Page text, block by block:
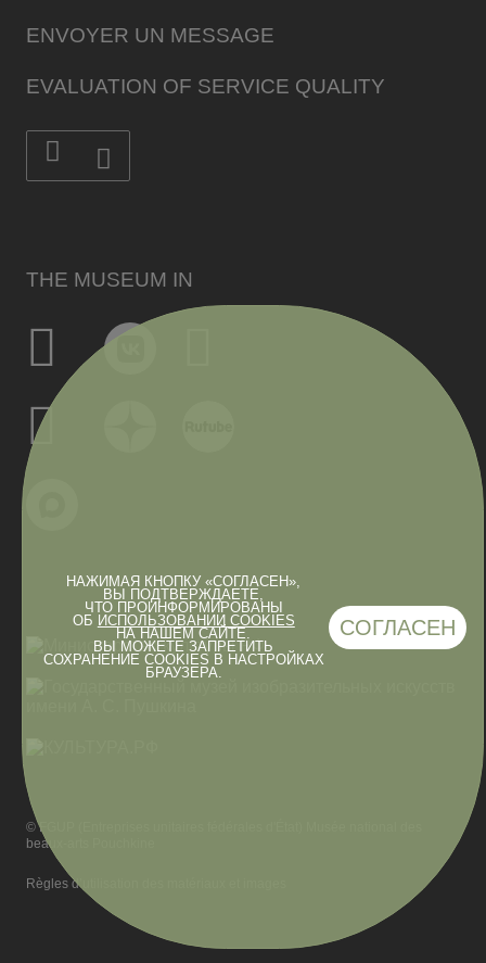
НАЖИМАЯ КНОПКУ «СОГЛАСЕН»,
ВЫ ПОДТВЕРЖДАЕТЕ,
ЧТО ПРОИНФОРМИРОВАНЫ
ОБ ИСПОЛЬЗОВАНИИ COOKIES
НА НАШЕМ САЙТЕ.
ВЫ МОЖЕТЕ ЗАПРЕТИТЬ
СОХРАНЕНИЕ COOKIES В НАСТРОЙКАХ
БРАУЗЕРА.
СОГЛАСЕН
THE MUSEUM IN
ENVOYER UN MESSAGE
EVALUATION OF SERVICE QUALITY
© FGUP (Entreprises unitaires fédérales d'État) Musée national des
beaux-arts Pouchkine
Règles d’utilisation des matériaux et images